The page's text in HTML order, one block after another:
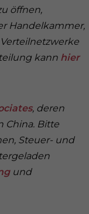
öffnen,
Handelkammer,
kann hier
, deren
China. Bitte
Steuer- und
und